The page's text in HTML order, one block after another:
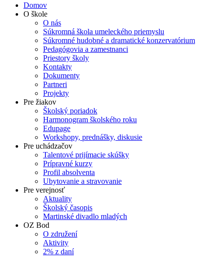
Domov
O škole
O nás
Súkromná škola umeleckého priemyslu
Súkromné hudobné a dramatické konzervatórium
Pedagógovia a zamestnanci
Priestory školy
Kontakty
Dokumenty
Partneri
Projekty
Pre žiakov
Školský poriadok
Harmonogram školského roku
Edupage
Workshopy, prednášky, diskusie
Pre uchádzačov
Talentové prijímacie skúšky
Prípravné kurzy
Profil absolventa
Ubytovanie a stravovanie
Pre verejnosť
Aktuality
Školský časopis
Martinské divadlo mladých
OZ Bod
O združení
Aktivity
2% z daní